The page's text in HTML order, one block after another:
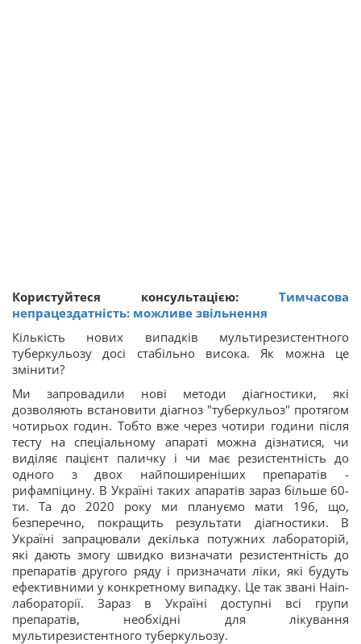
Користуйтеся консультацією: Тимчасова
непрацездатність: можливе звільнення
Кількість нових випадків мультирезистентного
туберкульозу досі стабільно висока. Як можна це
змінити?
Ми запровадили нові методи діагностики, які
дозволяють встановити діагноз "туберкульоз" протягом
чотирьох годин. Тобто вже через чотири години після
тесту на спеціальному апараті можна дізнатися, чи
виділяє пацієнт паличку і чи має резистентність до
одного з двох найпоширеніших препаратів -
рифампіцину. В Україні таких апаратів зараз більше 60-
ти. Та до 2020 року ми плануємо мати 196, що,
безперечно, покращить результати діагностики. В
Україні запрацювали декілька потужних лабораторій,
які дають змогу швидко визначати резистентність до
препаратів другого ряду і призначати ліки, які будуть
ефективними у конкретному випадку. Це так звані Hain-
лабораторії. Зараз в Україні доступні всі групи
препаратів, необхідні для лікування
мультирезистентного туберкульозу.